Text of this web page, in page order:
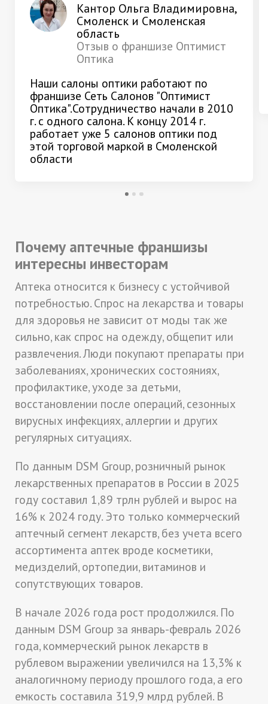
Кантор Ольга Владимировна,
Смоленск и Смоленская
область
Отзыв о франшизе Оптимист
Оптика
Наши салоны оптики работают по
франшизе Сеть Салонов "Оптимист
Оптика".Сотрудничество начали в 2010
г. с одного салона. К концу 2014 г.
работает уже 5 салонов оптики под
этой торговой маркой в Смоленской
области
Почему аптечные франшизы
интересны инвесторам
Аптека относится к бизнесу с устойчивой
потребностью. Спрос на лекарства и товары
для здоровья не зависит от моды так же
сильно, как спрос на одежду, общепит или
развлечения. Люди покупают препараты при
заболеваниях, хронических состояниях,
профилактике, уходе за детьми,
восстановлении после операций, сезонных
вирусных инфекциях, аллергии и других
регулярных ситуациях.
По данным DSM Group, розничный рынок
лекарственных препаратов в России в 2025
году составил 1,89 трлн рублей и вырос на
16% к 2024 году. Это только коммерческий
аптечный сегмент лекарств, без учета всего
ассортимента аптек вроде косметики,
медизделий, ортопедии, витаминов и
сопутствующих товаров.
В начале 2026 года рост продолжился. По
данным DSM Group за январь-февраль 2026
года, коммерческий рынок лекарств в
рублевом выражении увеличился на 13,3% к
аналогичному периоду прошлого года, а его
емкость составила 319,9 млрд рублей. В